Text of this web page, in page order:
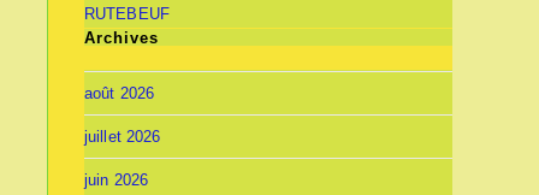
RUTEBEUF
Archives
août 2026
juillet 2026
juin 2026